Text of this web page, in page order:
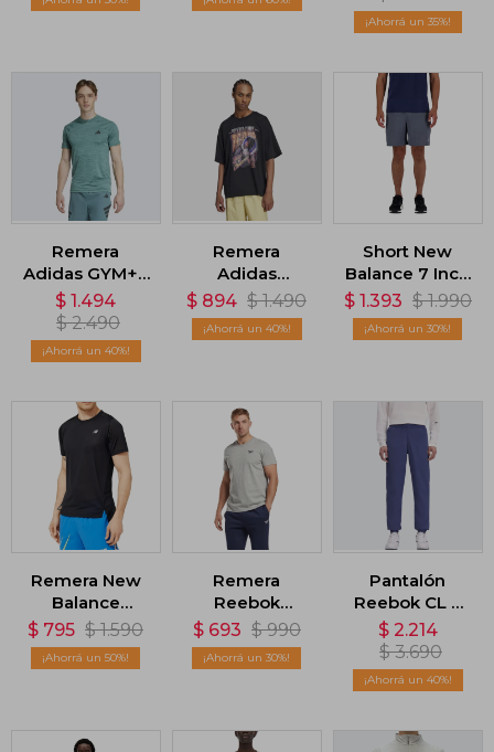
Blanco
Formula One -
Negro
35
Remera
Adidas GYM+ -
Verde
$ 1.494
$ 2.490
40
Remera
Adidas
Adilenium
Season -
Negro
$ 894 $ 1.490
40
Short New
Balance 7 Inch
Brief - Gris
$ 1.393 $ 1.990
30
Remera New
Balance
Accelerate -
Negro
$ 795 $ 1.590
50
Remera
Reebok
Identity
Classics - Gris
$ 693 $ 990
30
Pantalón
Reebok CL F
FR Trackpant -
Azul
$ 2.214
$ 3.690
40